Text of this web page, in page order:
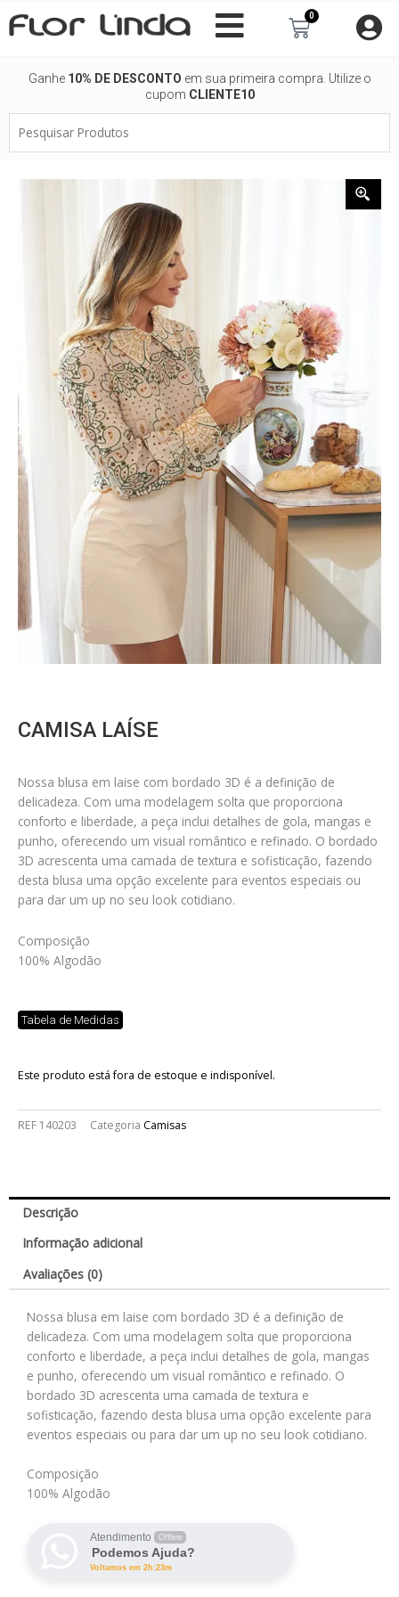
para
0
Carrinho
Ganhe 10% DE DESCONTO em sua primeira compra. Utilize o
cupom CLIENTE10
Produtos
CAMISA LAÍSE
Nossa blusa em laise com bordado 3D é a definição de
delicadeza. Com uma modelagem solta que proporciona
conforto e liberdade, a peça inclui detalhes de gola, mangas e
punho, oferecendo um visual romântico e refinado. O bordado
3D acrescenta uma camada de textura e sofisticação, fazendo
desta blusa uma opção excelente para eventos especiais ou
para dar um up no seu look cotidiano.
Composição
100% Algodão
Tabela de Medidas
Este produto está fora de estoque e indisponível.
REF 140203 Categoria Camisas
Descrição
Informação adicional
Avaliações (0)
Nossa blusa em laise com bordado 3D é a definição de
delicadeza. Com uma modelagem solta que proporciona
conforto e liberdade, a peça inclui detalhes de gola, mangas
e punho, oferecendo um visual romântico e refinado. O
bordado 3D acrescenta uma camada de textura e
sofisticação, fazendo desta blusa uma opção excelente para
eventos especiais ou para dar um up no seu look cotidiano.
Composição
100% Algodão
Atendimento Offline
Podemos Ajuda?
Voltamos em 2h:23m